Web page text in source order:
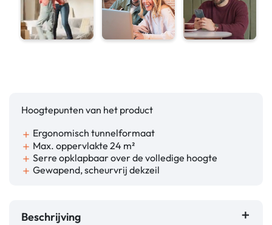
Hoogtepunten van het product
add Ergonomisch tunnelformaat
add Max. oppervlakte 24 m²
add Serre opklapbaar over de volledige hoogte
add Gewapend, scheurvrij dekzeil
Beschrijving